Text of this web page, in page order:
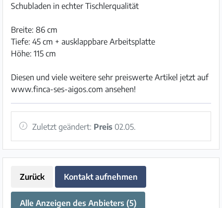
Schubladen in echter Tischlerqualität
Breite: 86 cm
Tiefe: 45 cm + ausklappbare Arbeitsplatte
Höhe: 115 cm
Diesen und viele weitere sehr preiswerte Artikel jetzt auf
www.finca-ses-aigos.com ansehen!
Zuletzt geändert: Preis 02.05.
Zurück Kontakt aufnehmen
Alle Anzeigen des Anbieters (5)